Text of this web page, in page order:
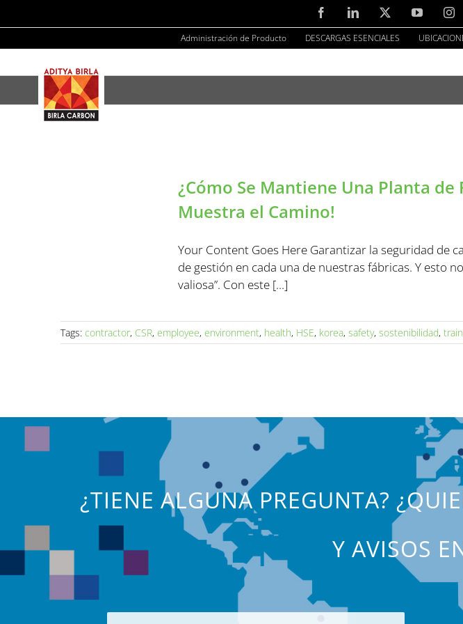
to
content
FacebookLinkedIn YouTube
Administración de Producto DESCARGAS ESENCIALES
¿Cómo Se Mantiene Una Planta
Muestra el Camino!
Your Content Goes Here Garantizar la seguridad de
de gestión en cada una de nuestras fábricas. Y esto
valiosa”. Con este [...]
Tags: contractor, CSR, employee, environment, health, HSE, korea, safety, sostenibilidad,
¿TIENE ALGUNA PREGUNTA?
Y AVISOS